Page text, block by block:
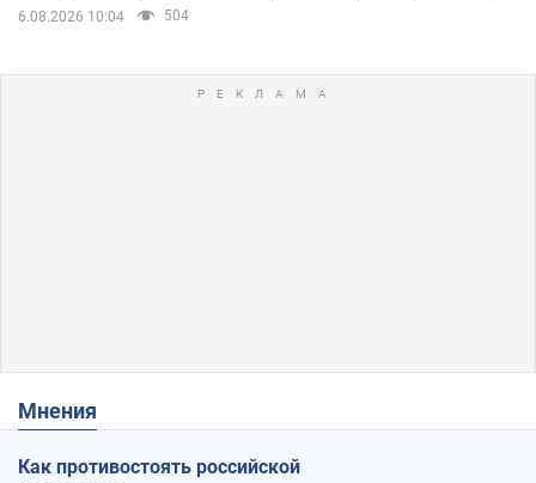
6.08.2026 10:04 504
Мнения
Как противостоять российской